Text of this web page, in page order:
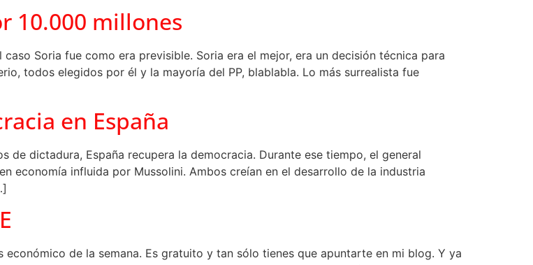
10.000 millones
Soria fue como era previsible. Soria era el mejor, era un decisión técnica para
todos elegidos por él y la mayoría del PP, blablabla. Lo más surrealista fue
en España
de dictadura, España recupera la democracia. Durante ese tiempo, el general
economía influida por Mussolini. Ambos creían en el desarrollo de la industria
de la semana. Es gratuito y tan sólo tienes que apuntarte en mi blog. Y ya